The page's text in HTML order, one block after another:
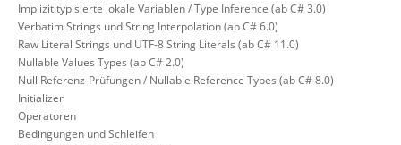
Implizit typisierte lokale Variablen / Type Inference (ab C# 3.0)
Verbatim Strings und String Interpolation (ab C# 6.0)
Raw Literal Strings und UTF-8 String Literals (ab C# 11.0)
Nullable Values Types (ab C# 2.0)
Null Referenz-Prüfungen / Nullable Reference Types (ab C# 8.0)
Initializer
Operatoren
Bedingungen und Schleifen